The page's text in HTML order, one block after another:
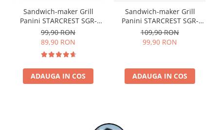
Sandwich-maker Grill
Panini STARCREST SGR-
2314, 1000 W, Placi
nonaderente, Deschidere
180°, Suprafata de gatire 23
x 14 cm, Negru
99,90 RON
89,90 RON
ADAUGA IN COS
Sandwich-maker Grill
Panini STARCREST SGR-
2424BX, 1000 W, Placi Grill
cu Invelis Ceramic,
Deschidere 180°, Suprafata
Negru/Dark inox
109,90 RON
99,90 RON
ADAUGA IN COS